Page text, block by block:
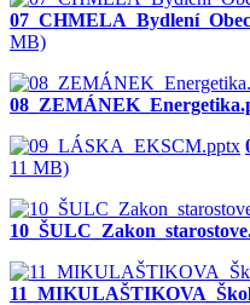
MB)
11 MB)